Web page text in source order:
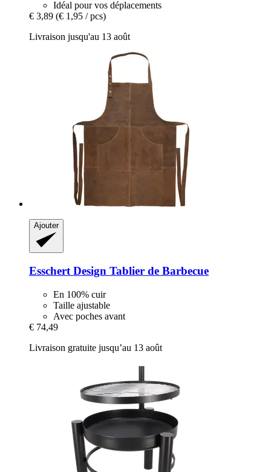
Idéal pour vos déplacements
€ 3,89 (€ 1,95 / pcs)
Livraison jusqu'au 13 août
Ajouter
Esschert Design Tablier de Barbecue
En 100% cuir
Taille ajustable
Avec poches avant
€ 74,49
Livraison gratuite jusqu’au 13 août